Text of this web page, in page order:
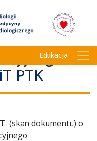
Edukacja
o objęcie
PTK
(skan dokumentu) o